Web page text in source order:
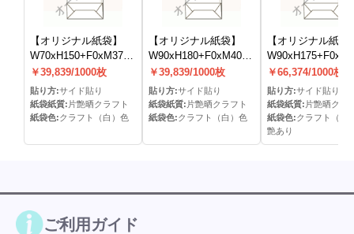
【オリジナル紙袋】
W70xH150+F0xM37mm
角底(フタ無し)(S貼)
￥39,839/1000枚
貼り方:サイド貼り
紙袋紙質: 片艶晒クラフト
紙袋色:クラフト（白）色
【オリジナル紙袋】
W90xH180+F0xM40mm
角底(フタ無し)(S貼)
￥39,839/1000枚
貼り方:サイド貼り
紙袋紙質: 片艶晒クラフト
紙袋色:クラフト（白）色
【オリジナル紙袋
角底(フタ無し)(S
￥66,374/1000枚
貼り方:サイド貼り
紙袋紙質: 片艶晒クラ
紙袋色:クラフト（白
艶あり
ご利用ガイド